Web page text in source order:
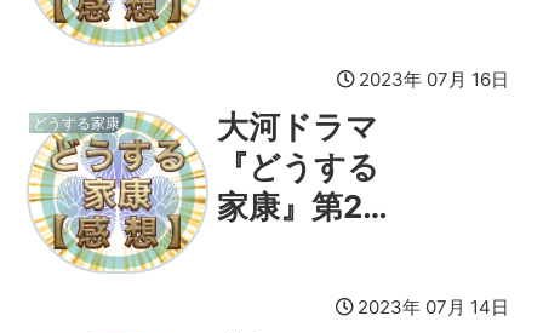
2023年 07月 16日
どうする家康
大河ドラマ
『どうする
家康』第26
2023年 07月 14日